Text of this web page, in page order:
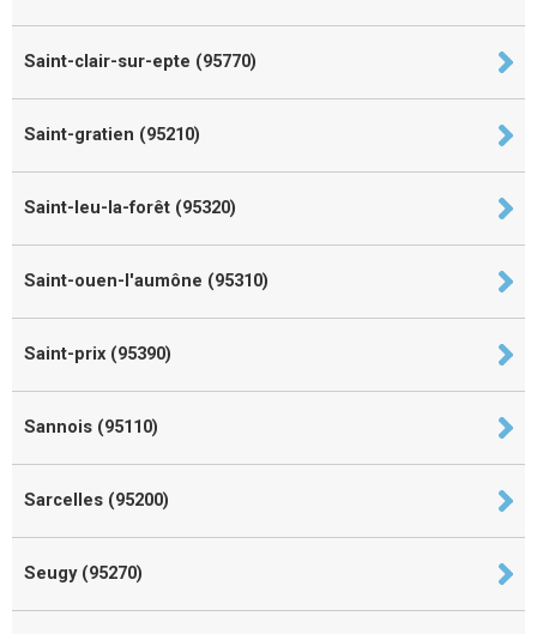
Saint-clair-sur-epte (95770)
Saint-gratien (95210)
Saint-leu-la-forêt (95320)
Saint-ouen-l'aumône (95310)
Saint-prix (95390)
Sannois (95110)
Sarcelles (95200)
Seugy (95270)